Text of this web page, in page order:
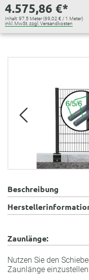
4.575,86 €*
Inhalt:97.5 Meter(69,02 € / 1 Meter)
inkl. MwSt. zzgl. Versandkosten
Beschreibung
Zaunlänge:
Nutzen Sie den
Zaunlänge